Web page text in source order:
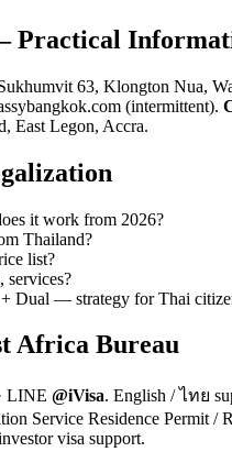
Practical
63, Klongton Nua,
(intermittent).
East Legon, Accra.
it work from 2026?
Thailand?
list?
services?
Dual — strategy for Thai
Africa Bureau
LINE @iVisa. English / ไทย
Service Residence Permit
visa support.